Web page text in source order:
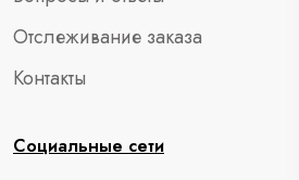
Отслеживание заказа
Контакты
Социальные сети